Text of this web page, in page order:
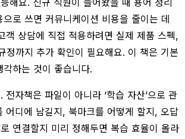
로 쓰면 커뮤니케이션 비용을 줄이는 데
객 상담에 직접 적용하려면 실제 제품 스펙,
정까지 추가 확인이 필요해요. 이 책은 기본
하는 것이 좋습니다.
전자책은 파일이 아니라 ‘학습 자산’으로 관
어디에 남길지, 북마크를 어떻게 할지, 오답
연결할지 미리 정해두면 복습 효율이 올라